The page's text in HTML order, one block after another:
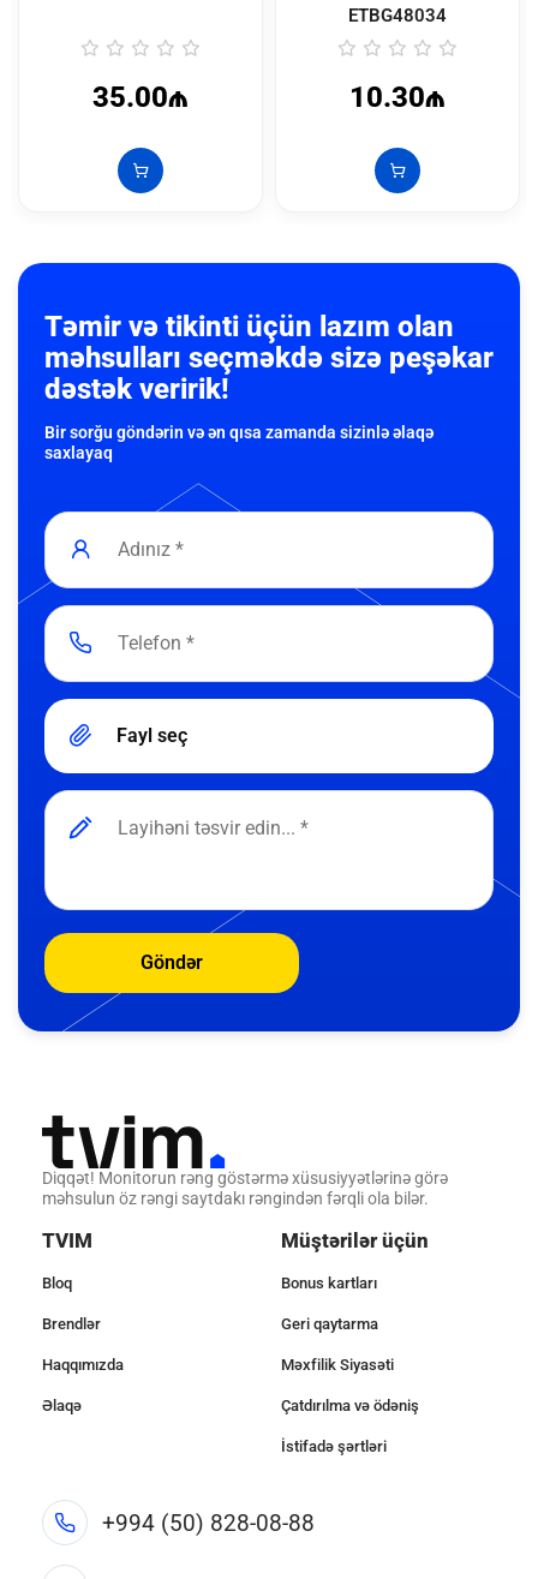
35.00₼
ETBG48034
10.30₼
Təmir və tikinti üçün lazım olan
məhsulları seçməkdə sizə peşəkar
dəstək veririk!
Bir sorğu göndərin və ən qısa zamanda sizinlə əlaqə
saxlayaq
Fayl seç
Göndər
Diqqət! Monitorun rəng göstərmə xüsusiyyətlərinə görə
məhsulun öz rəngi saytdakı rəngindən fərqli ola bilər.
TVIM
Bloq
Brendlər
Haqqımızda
Əlaqə
Müştərilər üçün
Bonus kartları
Geri qaytarma
Məxfilik Siyasəti
Çatdırılma və ödəniş
İstifadə şərtləri
+994 (50) 828-08-88